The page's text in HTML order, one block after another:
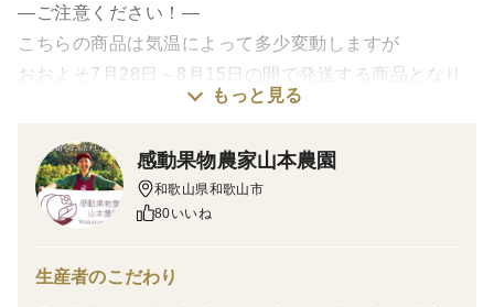
—ご注意ください！—
こちらの商品は気温によって多少変動しますが
おおよそ7月28日～8月15日の間で発送する商品となり
全商品クール発送となります。
——————————
本当にたっくさん！の予約ご注文頂き本当にありがと
もっと見る
感動果物農家山本農園
和歌山県和歌山市
80いいね
生産者のこだわり